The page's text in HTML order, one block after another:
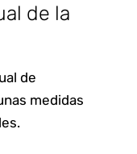
de la
de
medidas